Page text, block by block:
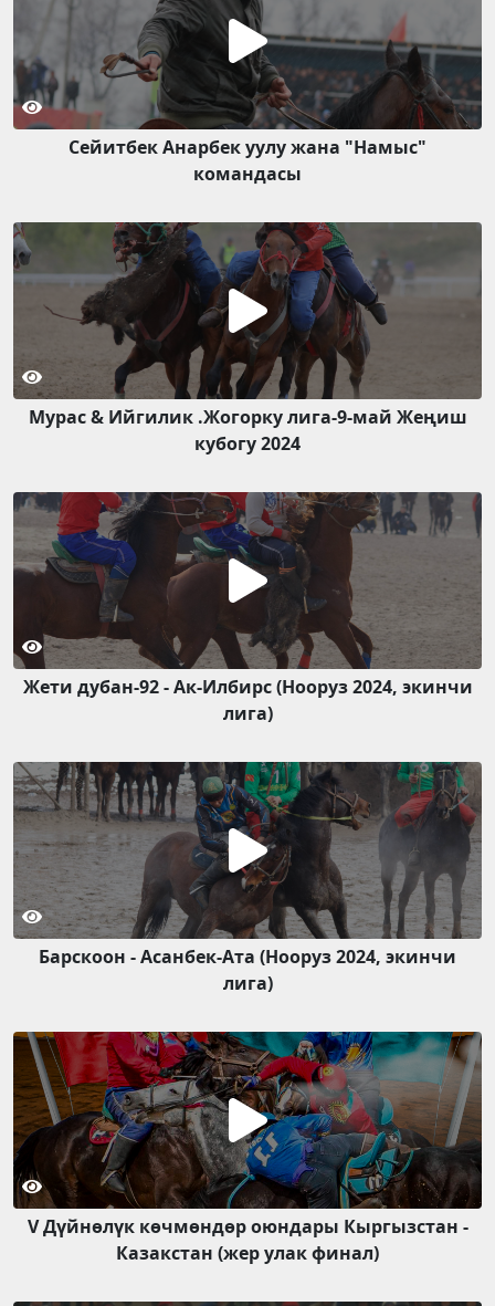
Сейитбек Анарбек уулу жана "Намыс"
командасы
Мурас & Ийгилик .Жогорку лига-9-май Жеңиш
кубогу 2024
Жети дубан-92 - Ак-Илбирс (Нооруз 2024, экинчи
лига)
Барскоон - Асанбек-Ата (Нооруз 2024, экинчи
лига)
V Дүйнөлүк көчмөндөр оюндары Кыргызстан -
Казакстан (жер улак финал)